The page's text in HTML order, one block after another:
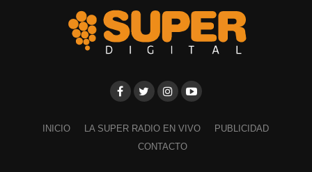
INICIO LA SUPER RADIO EN VIVO
PUBLICIDAD
CONTACTO